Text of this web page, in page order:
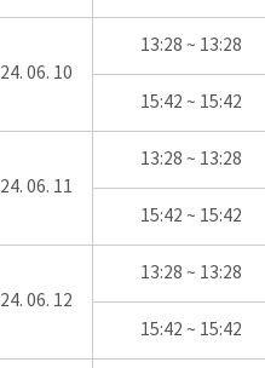
06. 10
13:28 ~ 13:28
15:42 ~ 15:42
06. 11
13:28 ~ 13:28
15:42 ~ 15:42
06. 12
13:28 ~ 13:28
15:42 ~ 15:42